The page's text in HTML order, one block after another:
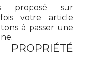
proposé sur
votre article
à passer une